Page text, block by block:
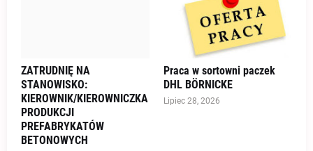
ZATRUDNIĘ NA
STANOWISKO:
KIEROWNIK/KIEROWNICZKA
PRODUKCJI
PREFABRYKATÓW
BETONOWYCH
Praca w sortowni paczek
DHL BÖRNICKE
Lipiec 28, 2026